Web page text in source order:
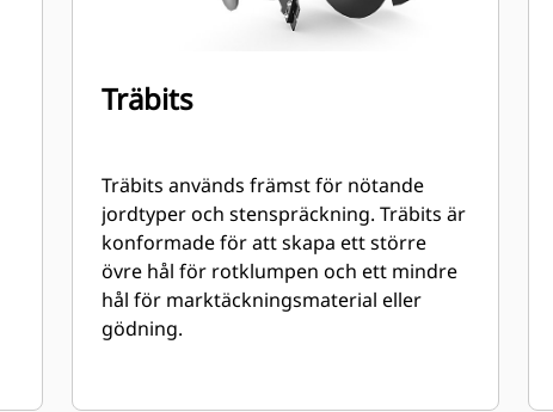
Träbits
Träbits används främst för nötande
jordtyper och stenspräckning. Träbits är
konformade för att skapa ett större
övre hål för rotklumpen och ett mindre
hål för marktäckningsmaterial eller
gödning.